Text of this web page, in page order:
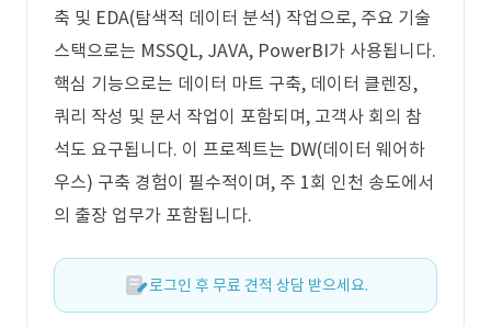
축 및 EDA(탐색적 데이터 분석) 작업으로, 주요 기술
스택으로는 MSSQL, JAVA, PowerBI가 사용됩니다.
핵심 기능으로는 데이터 마트 구축, 데이터 클렌징,
쿼리 작성 및 문서 작업이 포함되며, 고객사 회의 참
석도 요구됩니다. 이 프로젝트는 DW(데이터 웨어하
우스) 구축 경험이 필수적이며, 주 1회 인천 송도에서
의 출장 업무가 포함됩니다.
로그인 후 무료 견적 상담 받으세요.